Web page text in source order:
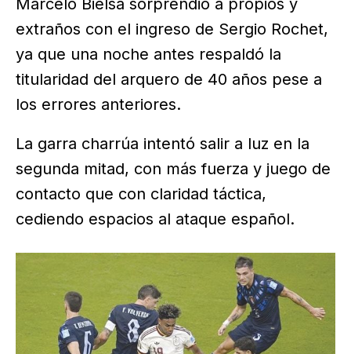
Marcelo Bielsa sorprendió a propios y
extraños con el ingreso de Sergio Rochet,
ya que una noche antes respaldó la
titularidad del arquero de 40 años pese a
los errores anteriores.
La garra charrúa intentó salir a luz en la
segunda mitad, con más fuerza y juego de
contacto que con claridad táctica,
cediendo espacios al ataque español.